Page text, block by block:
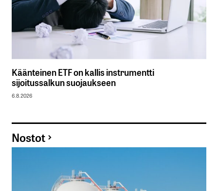
Käänteinen ETF on kallis instrumentti
sijoitussalkun suojaukseen
6.8.2026
Nostot